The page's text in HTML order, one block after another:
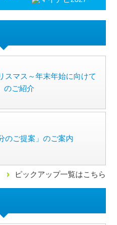
スマス～年末年始に向けて
のご紹介
のご提案」のご案内
ピックアップ一覧はこちら